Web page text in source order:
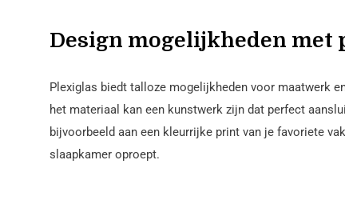
Design mogelijkheden met
Plexiglas biedt talloze mogelijkheden voor maatwerk
het materiaal kan een kunstwerk zijn dat perfect
bijvoorbeeld aan een kleurrijke print van je favoriete
slaapkamer oproept.